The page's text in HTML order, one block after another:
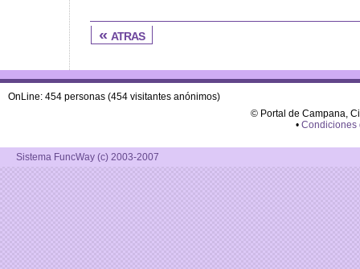
« atras
OnLine: 454 personas (454 visitantes anónimos)
© Portal de Campana,
• Condiciones
Sistema FuncWay (c) 2003-2007